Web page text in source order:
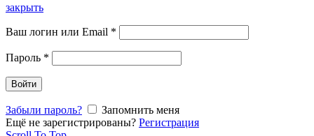
закрыть
Ваш логин или Email *
Пароль *
Войти
Забыли пароль?
Запомнить меня
Ещё не зарегистрированы? Регистрация